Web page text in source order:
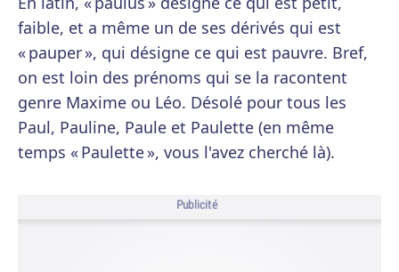
faible, et a même un de ses dérivés qui est
« pauper », qui désigne ce qui est pauvre. Bref,
on est loin des prénoms qui se la racontent
genre Maxime ou Léo. Désolé pour tous les
Paul, Pauline, Paule et Paulette (en même
temps « Paulette », vous l'avez cherché là).
Publicité